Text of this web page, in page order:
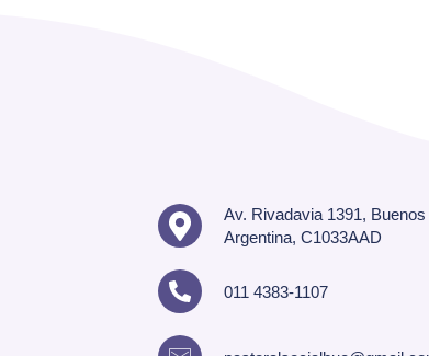
Av. Rivadavia 1391, Buenos
Argentina, C1033AAD
011 4383-1107